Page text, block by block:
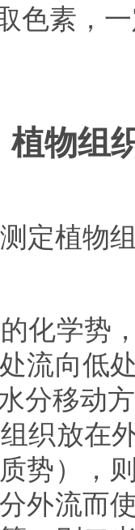
色素，
植物组
定植物
化学势
流向低
分移动
织放在
势），
外流而